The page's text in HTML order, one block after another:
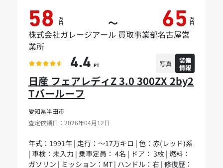
愛知県半田市
査定依頼日：2026年04月12日
日産 フェアレディZ 3.0 300ZX 2by2
Tバールーフ
年式：1991年 | 走行：～17万キロ | 色：赤(レッド)系
| 車検：未入力 | 乗車定員： 4名 | ドア： 3枚 | 燃料：
ガソリン | ミッション：MT | ハンドル：右 | 修復歴：
58 万
円 ～ 65 万
円
株式会社ガレージアール 買取事業部名古屋営
業所
4.4 PT 写真
装備
情報